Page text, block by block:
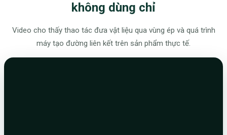
không dùng chỉ
Video cho thấy thao tác đưa vật liệu qua vùng ép và quá trình
máy tạo đường liên kết trên sản phẩm thực tế.